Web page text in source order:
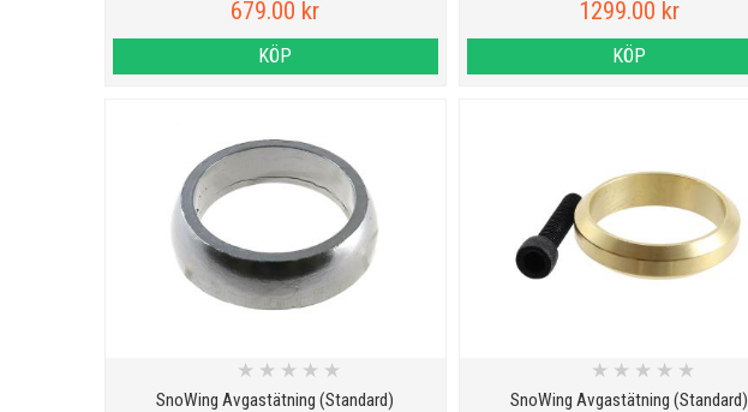
679.00 kr
KÖP
1299.00 kr
KÖP
SnoWing Avgastätning (Standard)
★ ★ ★ ★ ★
SnoWing Avgastätning (Standard)
★ ★ ★ ★ ★